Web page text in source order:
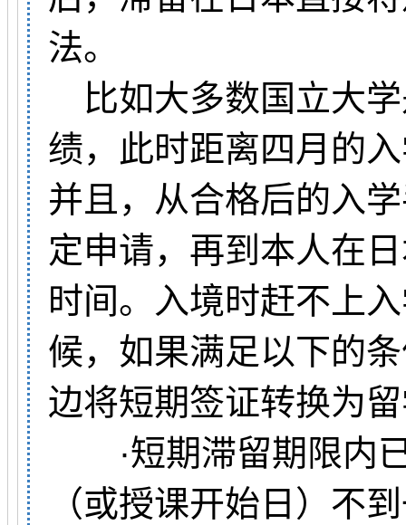
法。
比如大多数国立大
绩，此时距离四月的
并且，从合格后的入
定申请，再到本人在
时间。入境时赶不上
候，如果满足以下的
边将短期签证转换为
·短期滞留期限内已
（或授课开始日）不